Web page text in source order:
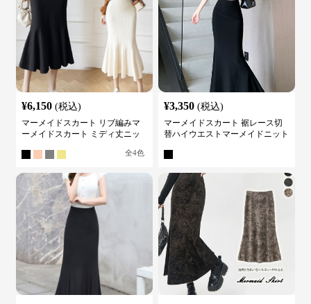
¥6,150 (税込)
マーメイドスカート リブ編みマ
ーメイドスカート ミディ丈ニッ
全4色
¥3,350 (税込)
マーメイドスカート 裾レース切
替ハイウエストマーメイドニット